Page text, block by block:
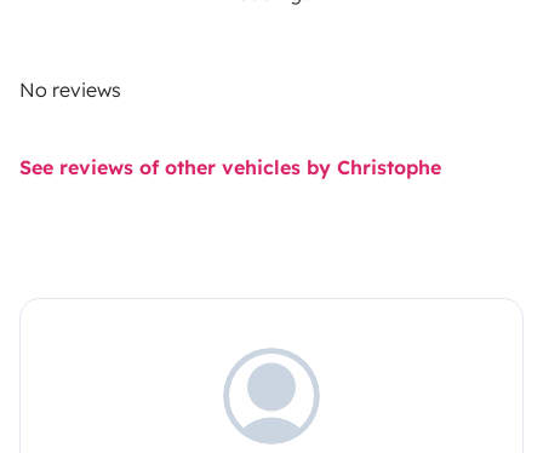
No reviews
See reviews of other vehicles by Christophe